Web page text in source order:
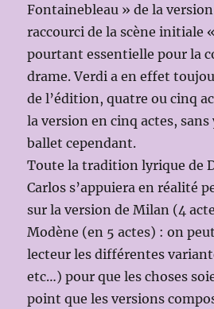
Fontainebleau » de la
raccourci de la scène initiale
pourtant essentielle pour la
drame. Verdi a en effet
de l’édition, quatre ou cinq
la version en cinq actes, sans
ballet cependant.
Toute la tradition lyrique de
Carlos s’appuiera en réalité
sur la version de Milan (4
Modène (en 5 actes) : on
lecteur les différentes
etc…) pour que les choses
point que les versions